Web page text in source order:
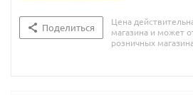
Поделиться
Цена
магазина и может
розничных